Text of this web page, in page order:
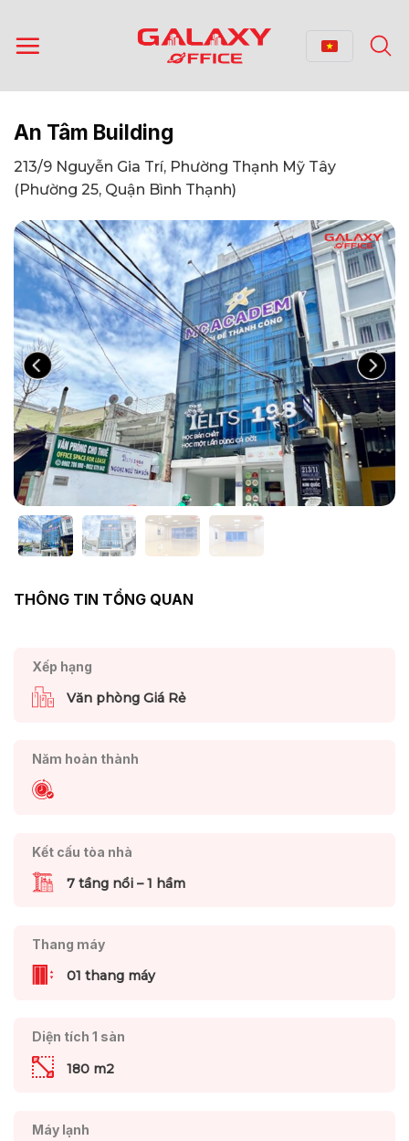
qua
nội
An Tâm Building
213/9 Nguyễn Gia Trí, Phường Thạnh Mỹ Tây
(Phường 25, Quận Bình Thạnh)
THÔNG TIN TỔNG QUAN
Xếp hạng
Văn phòng Giá Rẻ
Năm hoàn thành
Kết cấu tòa nhà
7 tầng nổi – 1 hầm
Thang máy
01 thang máy
Diện tích 1 sàn
180 m2
Máy lạnh